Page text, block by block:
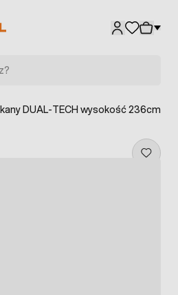
DUAL-TECH wysokość 236cm